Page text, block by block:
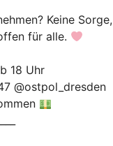
Keine
für alle.
18 Uhr
@ostpol_dresden